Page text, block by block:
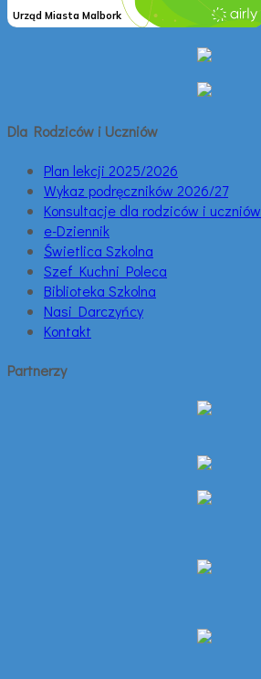
Dla Rodziców i Uczniów
Plan lekcji 2025/2026
Wykaz podręczników 2026/27
Konsultacje dla rodziców i uczniów
e-Dziennik
Świetlica Szkolna
Szef Kuchni Poleca
Biblioteka Szkolna
Nasi Darczyńcy
Kontakt
Partnerzy